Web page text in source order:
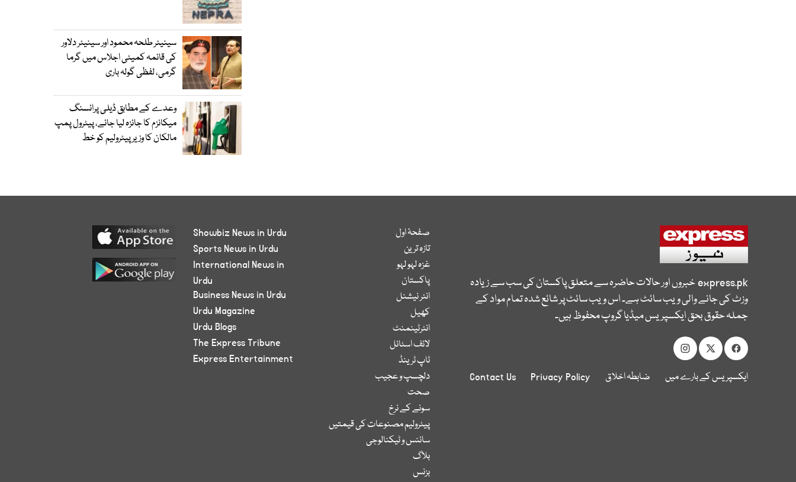
سینیٹر طلحہ محمود اور سینیٹر دلاور
کی قائمہ کمیٹی اجلاس میں گرما
گرمی، لفظی گولہ باری
وعدے کے مطابق ڈیلی پرائسنگ
میکانزم کا جائزہ لیا جائے، پیٹرول پمپ
مالکان کا وزیرپیٹرولیم کو خط
express.pkخبروں اور حالات حاضرہ سے متعلق پاکستان کی سب سے زیادہ
وزٹ کی جانے والی ویب سائٹ ہے۔ اس ویب سائٹ پر شائع شدہ تمام مواد کے
جملہ حقوق بحق ایکسپریس میڈیا گروپ محفوظ ہیں۔
ایکسپریس کے بارے میں ضابطہ اخلاق Privacy Policy
Contact Us
صفحۂ اول
تازہ ترین
غزہ لہو لہو
پاکستان
انٹر نیشنل
کھیل
انٹرٹینمنٹ
لائف اسٹائل
ٹاپ ٹرینڈ
دلچسپ و عجیب
صحت
سونے کے نرخ
پیٹرولیم مصنوعات کی قیمتیں
سائنس و ٹیکنالوجی
بلاگ
بزنس
Showbiz News in Urdu
Sports News in Urdu
International News in
Urdu
Business News in Urdu
Urdu Magazine
Urdu Blogs
The Express Tribune
Express Entertainment